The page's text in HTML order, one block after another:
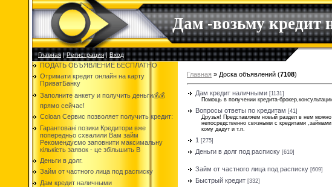
Дам -возьму кредит
Главная|Регистрация|Вход
ПОДАТЬ ОБЪЯВЛЕНИЕ БЕСПЛАТНО
Отримати кредит онлайн на карту
ПриватБанку
Заполните анкету и получить деньги💰💰
прямо сейчас!
Ccloan Сервис позволяет получить кредит:
Гарантовані позики Кредитори вже
попередньо схвалили Вам займ
Рекомендуємо заповнити максимальну
кількість заявок - це збільшить В
Деньги в долг.
Займ от частного лица под расписку
Дам кредит наличными
Главная » Доска объявлений (7108)
Дам кредит наличными [1131]
Помощь в получении кредита-
Вопросы ответы по кредитам [41]
Друзья! Представляем новый раздел в нем
непосредственно связными с кредитами
кому дадут и т.п.
1 [275]
Деньги в долг под расписку [610]
Займ от частного лица под расписку [609]
Быстрый кредит [332]